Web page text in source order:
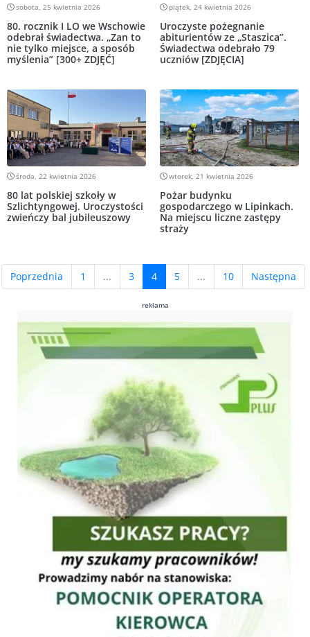
sobota, 25 kwietnia 2026
80. rocznik I LO we Wschowie
odebrał świadectwa. „Zan to
nie tylko miejsce, a sposób
myślenia” [300+ ZDJĘĆ]
piątek, 24 kwietnia 2026
Uroczyste pożegnanie
abiturientów ze „Staszica”.
Świadectwa odebrało 79
uczniów [ZDJĘCIA]
środa, 22 kwietnia 2026
80 lat polskiej szkoły w
Szlichtyngowej. Uroczystości
zwieńczy bal jubileuszowy
wtorek, 21 kwietnia 2026
Pożar budynku
gospodarczego w Lipinkach.
Na miejscu liczne zastępy
straży
Poprzednia 1 ... 3 4(current)
5 ... 10 Następna
reklama